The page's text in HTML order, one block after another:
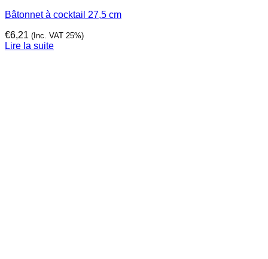
Bâtonnet à cocktail 27,5 cm
€6,21 (Inc. VAT 25%)
Lire la suite